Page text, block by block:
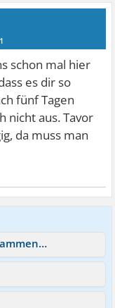
schon mal hier
es dir so
fünf Tagen
nicht aus. Tavor
da muss man
Erfahrung mit Quetiapin 25mg zusammen mit Venlafaxin